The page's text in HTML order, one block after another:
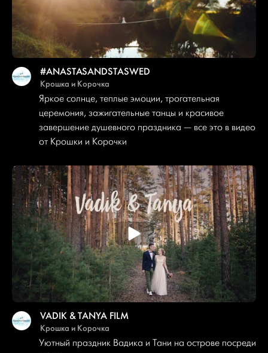
#ANASTASANDSTASWED
Крошка и Корочка
Яркое солнце, теплые эмоции, трогательная
церемония, зажигательные танцы и красивое
завершение душевного праздника — все это в видео
от Крошки и Корочки
VADIK & TANYA FILM
Крошка и Корочка
Уютный праздник Вадика и Тани на острове посреди